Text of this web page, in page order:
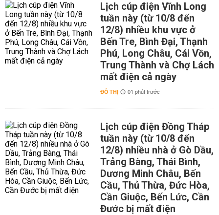
Lịch cúp điện Vĩnh Long
tuần này (từ 10/8 đến
12/8) nhiều khu vực ở
Bến Tre, Bình Đại, Thạnh
Phú, Long Châu, Cái Vồn,
Trung Thành và Chợ Lách
mất điện cả ngày
ĐÔ THỊ 01 phút trước
Lịch cúp điện Đồng Tháp
tuần này (từ 10/8 đến
12/8) nhiều nhà ở Gò Dầu,
Trảng Bàng, Thái Bình,
Dương Minh Châu, Bến
Cầu, Thủ Thừa, Đức Hòa,
Cần Giuộc, Bến Lức, Cần
Đước bị mất điện